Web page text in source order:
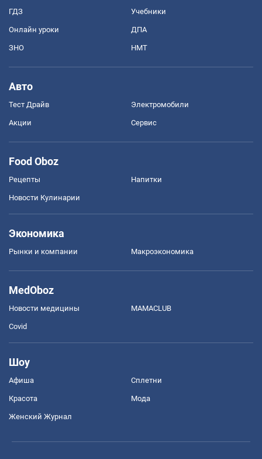
ГДЗ Учебники
Онлайн уроки ДПА
ЗНО НМТ
Авто
Тест Драйв Электромобили
Акции Сервис
Food Oboz
Рецепты Напитки
Новости Кулинарии
Экономика
Рынки и компании Mакроэкономика
MedOboz
Новости медицины MAMACLUB
Covid
Шоу
Афиша Сплетни
Красота Мода
Женский Журнал